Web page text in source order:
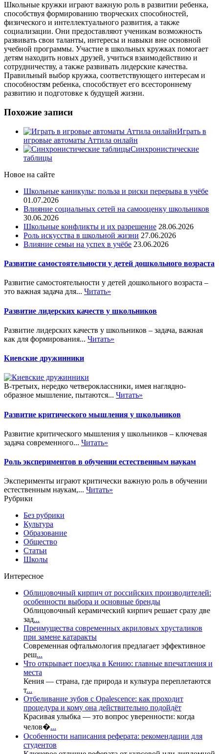
Школьные кружки играют важную роль в развитии ребенка,
способствуя формированию творческих способностей,
физического и интеллектуального развития, а также
социализации. Они предоставляют ученикам возможность
развивать свои таланты, интересы и навыки вне основной
учебной программы. Участие в школьных кружках помогает
детям находить новых друзей, учиться взаимодействию и
сотрудничеству, а также развивать лидерские качества.
Правильный выбор кружка, соответствующего интересам и
способностям ребенка, способствует его всестороннему
развитию и подготовке к будущей жизни.
Похожие записи
Играть в
игровые автоматы Аттила онлайн
Синхронистические
таблицы
Новое на сайте
Школьные каникулы: польза и риски перерыва в учёбе
01.07.2026
Влияние социальных сетей на самооценку школьников
30.06.2026
Школьные конфликты и их разрешение 28.06.2026
Роль искусства в школьной жизни 27.06.2026
Влияние семьи на успех в учёбе 23.06.2026
Развитие самостоятельности у детей дошкольного возраста
Развитие самостоятельности у детей дошкольного возраста –
это важная задача для... Читать»
Развитие лидерских качеств у школьников
Развитие лидерских качеств у школьников – задача, важная
как для формирования... Читать»
Киевские дружинники
В-третьих, нередко четвероклассники, имея наглядно-
образное мышление, пытаются... Читать»
Развитие критического мышления у школьников
Развитие критического мышления у школьников – ключевая
задача современного... Читать»
Роль экспериментов в обучении естественным наукам
Эксперименты играют критически важную роль в обучении
естественным наукам,... Читать»
Рубрики
Без рубрики
Культура
Образование
Общество
Статьи
Школы
Интересное
Облицовочный кирпич от российских производителей:
особенности выбора и основные бренды
Облицовочный керамический кирпич решает сразу две
зад...
Преимущества современных акриловых хрусталиков
при замене катаракты
Современная офтальмология предлагает эффективное
реш...
Что открывает поездка в Кению: главные впечатления и
места
Кения — страна, где природа и культура переплетаются
т...
Отбеливание зубов с Opalescence: как проходит
процедура и кому она действительно подойдёт
Красивая улыбка — это вопрос уверенности: когда
челов�...
Особенности написания реферата: рекомендации для
студентов